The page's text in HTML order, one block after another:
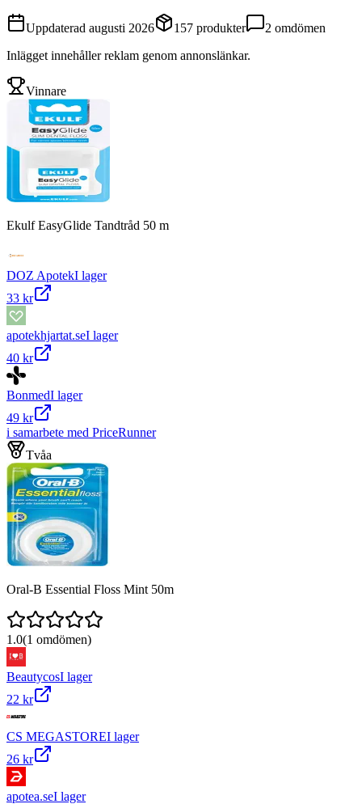
Uppdaterad augusti 2026 157 produkter 2 omdömen
Inlägget innehåller reklam genom annonslänkar.
Vinnare
Ekulf EasyGlide Tandtråd 50 m
DOZ ApotekI lager
33 kr
apotekhjartat.seI lager
40 kr
BonmedI lager
49 kr
i samarbete med PriceRunner
Tvåa
Oral-B Essential Floss Mint 50m
1.0(1 omdömen)
BeautycosI lager
22 kr
CS MEGASTOREI lager
26 kr
apotea.seI lager